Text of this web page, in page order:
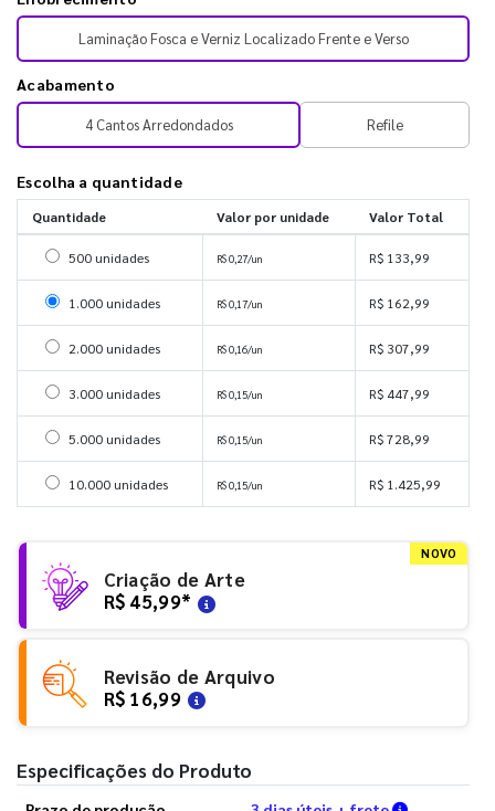
Laminação Fosca e Verniz Localizado Frente e Verso
Acabamento
4 Cantos Arredondados Refile
Escolha a quantidade
Quantidade Valor por unidade Valor Total
Selecionar 500 unidades
500 unidades R$ 0,27/un R$ 133,99
Selecionar 1000 unidades
1.000 unidades R$ 0,17/un R$ 162,99
Selecionar 2000 unidades
2.000 unidades R$ 0,16/un R$ 307,99
Selecionar 3000 unidades
3.000 unidades R$ 0,15/un R$ 447,99
Selecionar 5000 unidades
5.000 unidades R$ 0,15/un R$ 728,99
Selecionar 10000 unidades
10.000 unidades R$ 0,15/un R$ 1.425,99
NOVO
Criação de Arte
R$ 45,99*
Revisão de Arquivo
R$ 16,99
Especificações do Produto